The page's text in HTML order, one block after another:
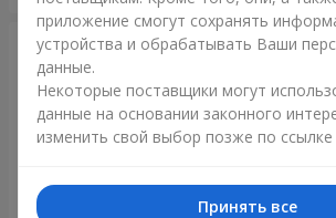
приложение смогут сохранять
устройства и обрабатывать Ваши
данные.
Некоторые поставщики могут
данные на основании законного
изменить свой выбор позже по ссылке
Принять все